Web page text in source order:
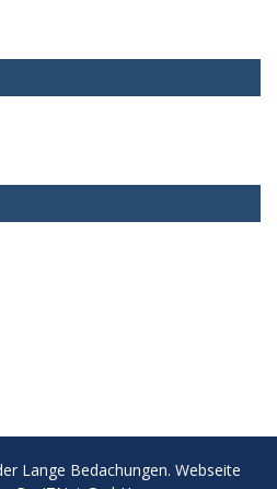
Lange Bedachungen. Webseite